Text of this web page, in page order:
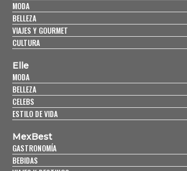
MODA
BELLEZA
VIAJES Y GOURMET
CULTURA
Elle
MODA
BELLEZA
CELEBS
ESTILO DE VIDA
MexBest
GASTRONOMÍA
BEBIDAS